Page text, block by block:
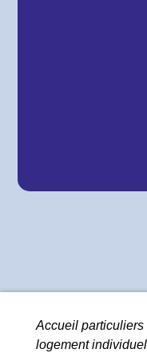
Accueil particuliers
logement